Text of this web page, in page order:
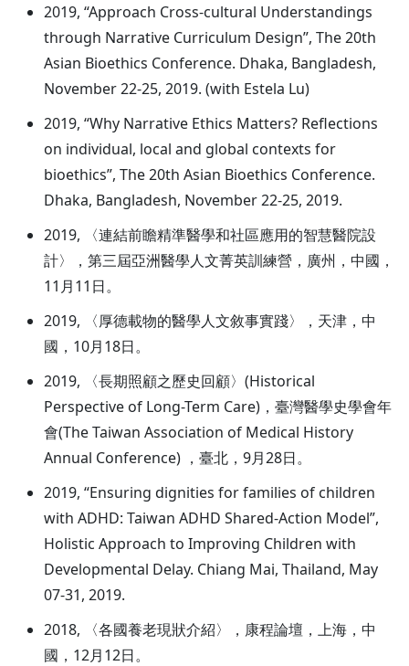
2019, “Approach Cross-cultural Understandings
through Narrative Curriculum Design”, The 20th
Asian Bioethics Conference. Dhaka, Bangladesh,
November 22-25, 2019. (with Estela Lu)
2019, “Why Narrative Ethics Matters? Reflections
on individual, local and global contexts for
bioethics”, The 20th Asian Bioethics Conference.
Dhaka, Bangladesh, November 22-25, 2019.
2019, 〈連結前瞻精準醫學和社區應用的智慧醫院設
計〉，第三屆亞洲醫學人文菁英訓練營，廣州，中國，
11月11日。
2019, 〈厚德載物的醫學人文敘事實踐〉，天津，中
國，10月18日。
2019, 〈長期照顧之歷史回顧〉(Historical
Perspective of Long-Term Care)，臺灣醫學史學會年
會(The Taiwan Association of Medical History
Annual Conference) ，臺北，9月28日。
2019, “Ensuring dignities for families of children
with ADHD: Taiwan ADHD Shared-Action Model”,
Holistic Approach to Improving Children with
Developmental Delay. Chiang Mai, Thailand, May
07-31, 2019.
2018, 〈各國養老現狀介紹〉，康程論壇，上海，中
國，12月12日。